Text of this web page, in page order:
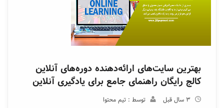
بهترین سایت‌های ارائه‌دهنده دوره‌های آنلاین
کالج رایگان راهنمای جامع برای یادگیری آنلاین
3 سال قبل توسط : تیم محتوا